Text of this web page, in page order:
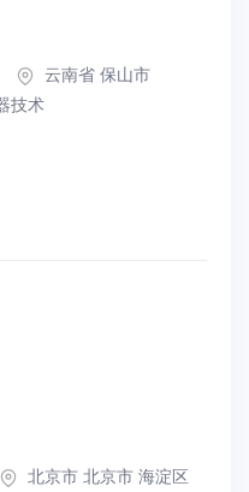
云南省 保山市
技术
北京市 北京市 海淀区